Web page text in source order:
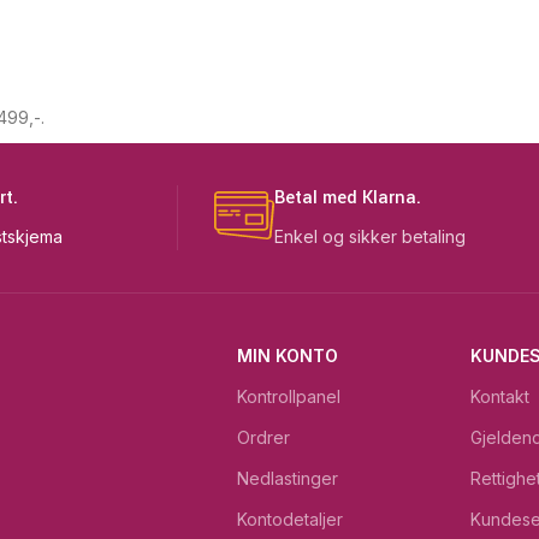
Betal med Klarna.
Enkel og sikker betaling
MIN KONTO
Kontrollpanel
Ordrer
Nedlastinger
Kontodetaljer
Kontakt